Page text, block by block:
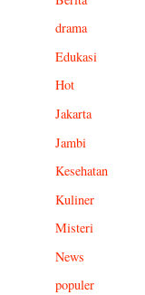
drama
Edukasi
Hot
Jakarta
Jambi
Kesehatan
Kuliner
Misteri
News
populer